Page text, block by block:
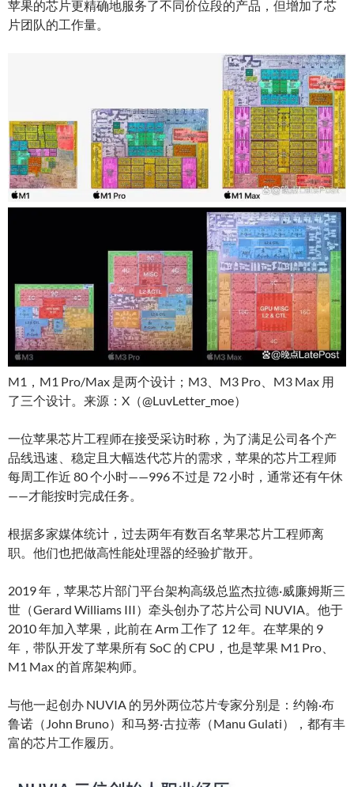
苹果的芯片更精确地服务了不同价位段的产品，但增加了芯
片团队的工作量。
M1，M1 Pro/Max 是两个设计；M3、M3 Pro、M3 Max 用
了三个设计。来源：X（@LuvLetter_moe）
一位苹果芯片工程师在接受采访时称，为了满足公司各个产
品线迅速、稳定且大幅迭代芯片的需求，苹果的芯片工程师
每周工作近 80 个小时——996 不过是 72 小时，通常还有午休
——才能按时完成任务。
根据多家媒体统计，过去两年有数百名苹果芯片工程师离
职。他们也把做高性能处理器的经验扩散开。
2019 年，苹果芯片部门平台架构高级总监杰拉德·威廉姆斯三
世（Gerard Williams III）牵头创办了芯片公司 NUVIA。他于
2010 年加入苹果，此前在 Arm 工作了 12 年。在苹果的 9
年，带队开发了苹果所有 SoC 的 CPU，也是苹果 M1 Pro、
M1 Max 的首席架构师。
与他一起创办 NUVIA 的另外两位芯片专家分别是：约翰·布
鲁诺（John Bruno）和马努·古拉蒂（Manu Gulati），都有丰
富的芯片工作履历。